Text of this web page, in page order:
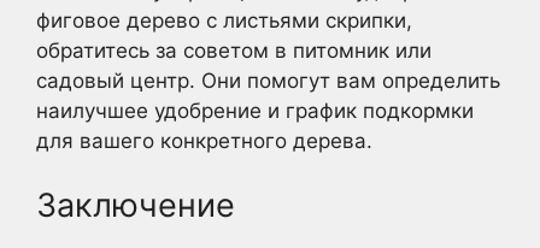
фиговое дерево с листьями скрипки,
обратитесь за советом в питомник или
садовый центр. Они помогут вам определить
наилучшее удобрение и график подкормки
для вашего конкретного дерева.
Заключение